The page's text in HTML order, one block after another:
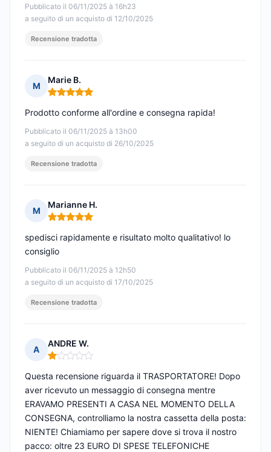
Pubblicato il 06/11/2025 à 16h23
a seguito di un acquisto di 12/10/2025
Recensione tradotta
M
Marie B.
Nota: 5 su 5
Pubblicato il 06/11/2025 à 13h00
a seguito di un acquisto di 26/10/2025
Prodotto conforme all'ordine e consegna rapida!
Recensione tradotta
M
Marianne H.
Nota: 5 su 5
Pubblicato il 06/11/2025 à 12h50
a seguito di un acquisto di 17/10/2025
spedisci rapidamente e risultato molto qualitativo! lo
consiglio
Recensione tradotta
A
ANDRE W.
Nota: 1 su 5
Questa recensione riguarda il TRASPORTATORE! Dopo
aver ricevuto un messaggio di consegna mentre
ERAVAMO PRESENTI A CASA NEL MOMENTO DELLA
CONSEGNA, controlliamo la nostra cassetta della posta:
NIENTE! Chiamiamo per sapere dove si trova il nostro
pacco: oltre 23 EURO DI SPESE TELEFONICHE